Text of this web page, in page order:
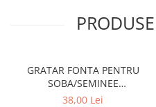
GRATAR FONTA PENTRU
SOBA/SEMINEE
DIMENSIUNE 250x170 mm
38,00 Lei